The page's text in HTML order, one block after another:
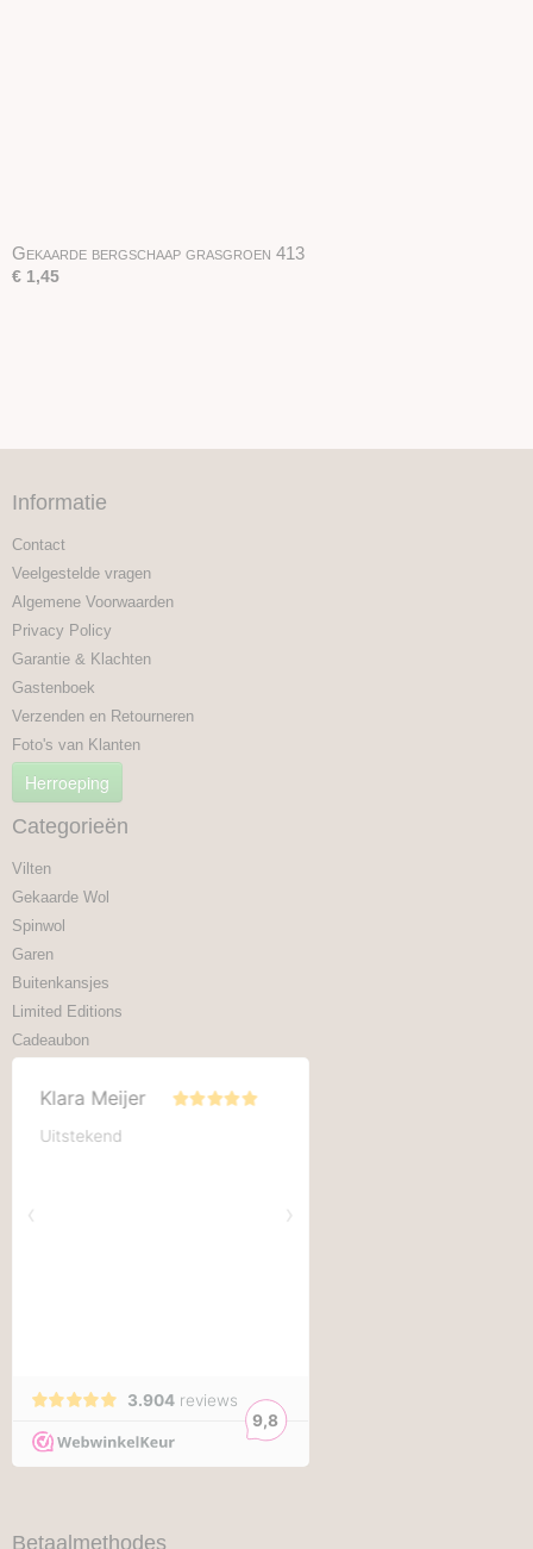
Gekaarde bergschaap grasgroen 413
€ 1,45
Informatie
Contact
Veelgestelde vragen
Algemene Voorwaarden
Privacy Policy
Garantie & Klachten
Gastenboek
Verzenden en Retourneren
Foto's van Klanten
Herroeping
Categorieën
Vilten
Gekaarde Wol
Spinwol
Garen
Buitenkansjes
Limited Editions
Cadeaubon
Betaalmethodes